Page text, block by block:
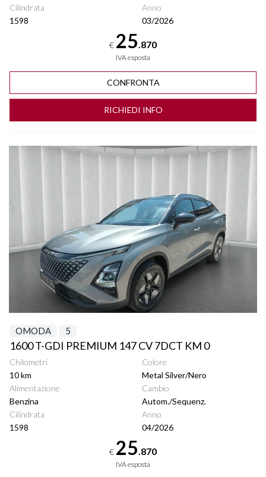
Cilindrata
1598
Anno
03/2026
€ 25 .870
IVA esposta
CONFRONTA
RICHIEDI INFO
Vedi dettagli
OMODA 5
1600 T-GDI PREMIUM 147 CV 7DCT KM 0
Chilometri
10 km
Colore
Metal Silver/Nero
Alimentazione
Benzina
Cambio
Autom./Sequenz.
Cilindrata
1598
Anno
04/2026
€ 25.870
IVA esposta